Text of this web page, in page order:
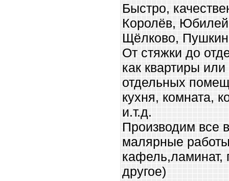
Быстро,
Королёв,
Щёлково,
От стяжки до
как квартиры
отдельных
кухня, комната,
и.т.д.
Производим все
малярные
кафель,ламинат,
другое)